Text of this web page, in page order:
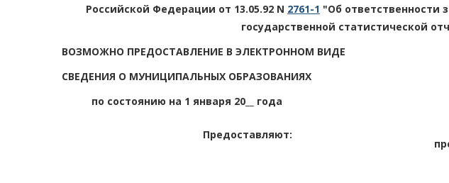
Российской Федерации от 13.05.92 N 2761-1 "Об ответственности
государственной статистической
ВОЗМОЖНО ПРЕДОСТАВЛЕНИЕ В ЭЛЕКТРОННОМ ВИДЕ
СВЕДЕНИЯ О МУНИЦИПАЛЬНЫХ ОБРАЗОВАНИЯХ
по состоянию на 1 января 20__ года
Предоставляют: